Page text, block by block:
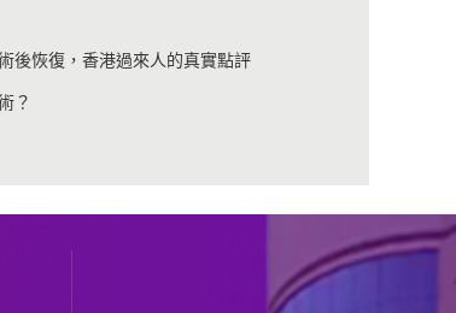
後恢復，香港過來人的真實點評
？